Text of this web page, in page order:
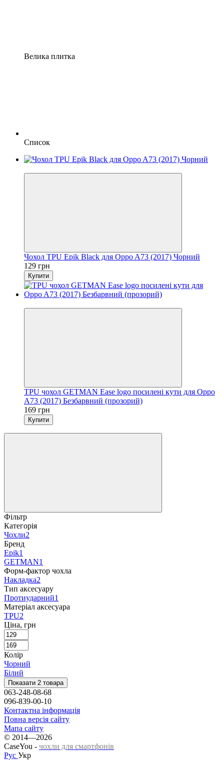
Велика плитка
Список
Чохол TPU Epik Black для Oppo A73 (2017) Чорний
129 грн
Купити
TPU чохол GETMAN Ease logo посилені кути для Oppo
A73 (2017) Безбарвний (прозорий)
169 грн
Купити
Фільтр
Категорія
Чохли2
Бренд
Epik1
GETMAN1
Форм-фактор чохла
Накладка2
Тип аксесуару
Протиударний1
Матеріал аксесуара
TPU2
Ціна, грн
Колір
Чорний
Білий
Показати 2 товара
063-248-08-68
096-839-00-10
Контактна інформація
Повна версія сайту
Мапа сайту
© 2014—2026
CaseYou - чохли для смартфонів
Рус Укр